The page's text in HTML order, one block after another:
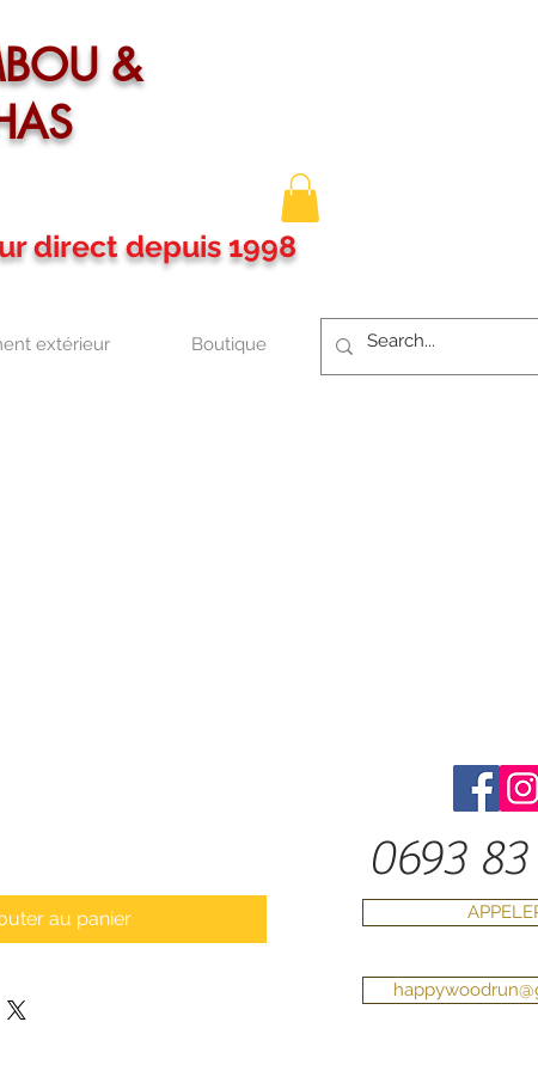
&
direct depuis 1998
extérieur Boutique
au panier
0693